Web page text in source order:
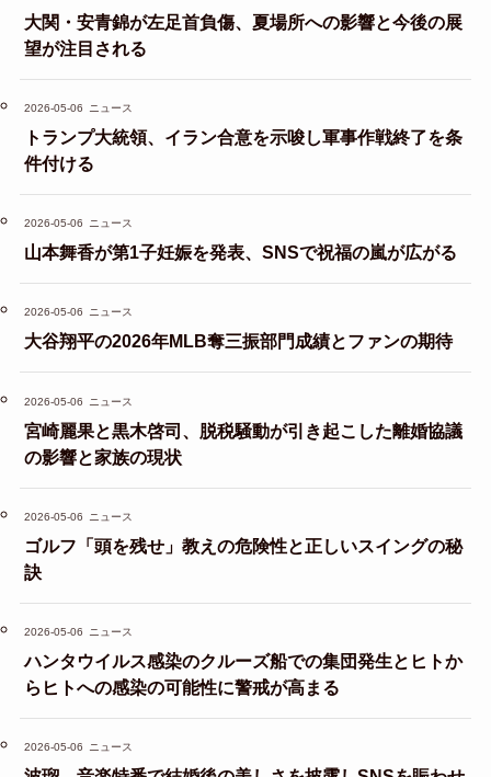
大関・安青錦が左足首負傷、夏場所への影響と今後の展
望が注目される
2026-05-06 ニュース
トランプ大統領、イラン合意を示唆し軍事作戦終了を条
件付ける
2026-05-06 ニュース
山本舞香が第1子妊娠を発表、SNSで祝福の嵐が広がる
2026-05-06 ニュース
大谷翔平の2026年MLB奪三振部門成績とファンの期待
2026-05-06 ニュース
宮崎麗果と黒木啓司、脱税騒動が引き起こした離婚協議
の影響と家族の現状
2026-05-06 ニュース
ゴルフ「頭を残せ」教えの危険性と正しいスイングの秘
訣
2026-05-06 ニュース
ハンタウイルス感染のクルーズ船での集団発生とヒトか
らヒトへの感染の可能性に警戒が高まる
2026-05-06 ニュース